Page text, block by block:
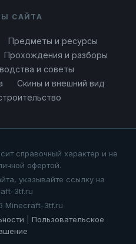
САЙТА
Предметы и ресурсы
Прохождения и разборы
и советы
Скины и внешний вид
справочный характер и не
офертой.
указывайте ссылку на
3tf.ru
Minecraft-3tf.ru
Пользовательское